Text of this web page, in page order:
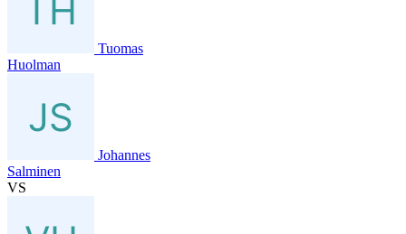
Tuomas
Huolman
Johannes
Salminen
VS